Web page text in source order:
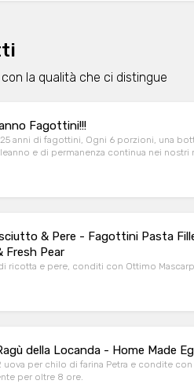
la qualità che ci distingue
Fagottini!!!
anni di fagottini, Ogni 6 porzioni, una
e di permanenza continua nei nostri
& Pere - Fagottini Pasta
Fresh Pear
ricotta e pere, conditi con Ottimo
della Locanda - Home Made
uova per chilo di farina Petra e condite
per oltre 8 ore.